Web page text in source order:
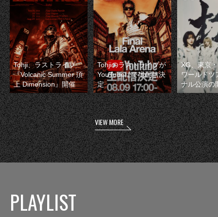
Tohji、ラストライブ
『Volcanic Summer 頂
上 Dimension』開催
Tohjiのラストライブが
YouTubeにて生配信決
定
XG、東京
ワールドツ
ナル公演の
VIEW MORE
PLAYLIST